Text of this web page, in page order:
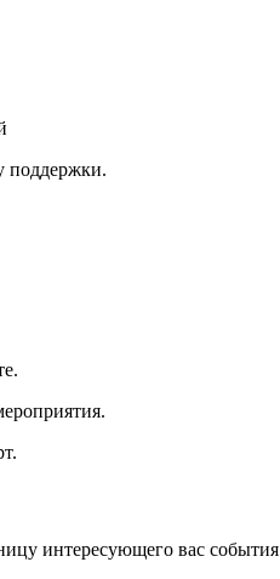
поддержки.
интересующего вас